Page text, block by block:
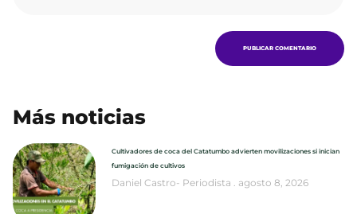
Más noticias
Cultivadores de coca del Catatumbo advierten movilizaciones si inician
fumigación de cultivos
Daniel Castro- Periodista agosto 8, 2026